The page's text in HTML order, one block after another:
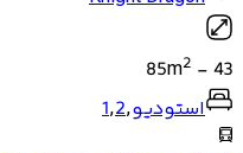
43
-
85m2
استودیو,
1,2